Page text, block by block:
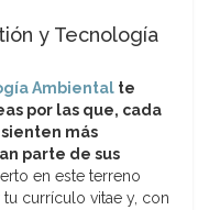
y Tecnología
Ambiental te
por las que, cada
más
parte de sus
en este terreno
currículo vitae y, con